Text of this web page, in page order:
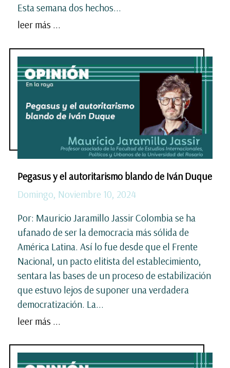
Esta semana dos hechos...
leer más ...
Pegasus y el autoritarismo blando de Iván Duque
Domingo, Noviembre 10, 2024
Por: Mauricio Jaramillo Jassir Colombia se ha
ufanado de ser la democracia más sólida de
América Latina. Así lo fue desde que el Frente
Nacional, un pacto elitista del establecimiento,
sentara las bases de un proceso de estabilización
que estuvo lejos de suponer una verdadera
democratización. La...
leer más ...